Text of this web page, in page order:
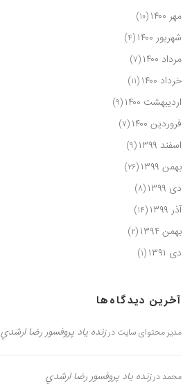
مهر ۱۴۰۰ (۱۰)
شهریور ۱۴۰۰ (۴)
مرداد ۱۴۰۰ (۷)
خرداد ۱۴۰۰ (۱۱)
اردیبهشت ۱۴۰۰ (۹)
فروردین ۱۴۰۰ (۷)
اسفند ۱۳۹۹ (۹)
بهمن ۱۳۹۹ (۲۶)
دی ۱۳۹۹ (۸)
آذر ۱۳۹۹ (۱۴)
بهمن ۱۳۹۴ (۲)
دی ۱۳۹۱ (۱)
آخرین دیدگاه‌ها
مدیر محتوای سایت درزنده یاد پروفسور رضا ارشدي
محمد درزنده یاد پروفسور رضا ارشدي